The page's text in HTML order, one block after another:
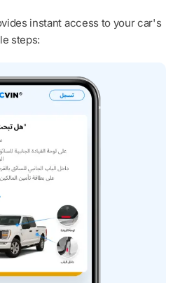
instant access to your car's
steps: